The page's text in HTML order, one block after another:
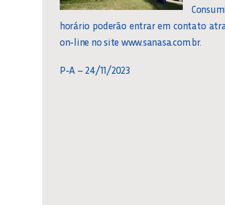
horário poderão entrar em contato
on-line no site www.sanasa.com.br.
P-A – 24/11/2023